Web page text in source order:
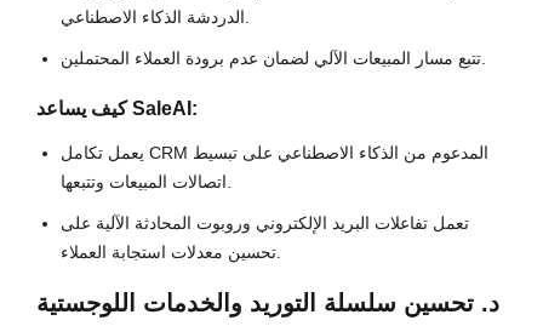
الدردشة الذكاء الاصطناعي.
تتبع مسار المبيعات الآلي لضمان عدم برودة العملاء المحتملين.
كيف يساعد SaleAI:
يعمل تكامل CRM المدعوم من الذكاء الاصطناعي على تبسيط
اتصالات المبيعات وتتبعها.
تعمل تفاعلات البريد الإلكتروني وروبوت المحادثة الآلية على
تحسين معدلات استجابة العملاء.
د. تحسين سلسلة التوريد والخدمات اللوجستية